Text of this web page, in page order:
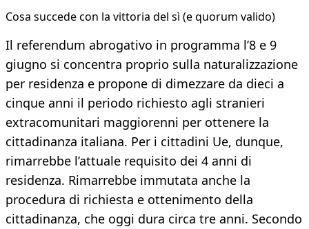
Cosa succede con la vittoria del sì (e quorum valido)
Il referendum abrogativo in programma l’8 e 9
giugno si concentra proprio sulla naturalizzazione
per residenza e propone di dimezzare da dieci a
cinque anni il periodo richiesto agli stranieri
extracomunitari maggiorenni per ottenere la
cittadinanza italiana. Per i cittadini Ue, dunque,
rimarrebbe l’attuale requisito dei 4 anni di
residenza. Rimarrebbe immutata anche la
procedura di richiesta e ottenimento della
cittadinanza, che oggi dura circa tre anni. Secondo